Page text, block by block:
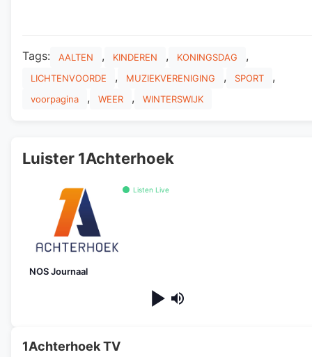
Tags: AALTEN , KINDEREN , KONINGSDAG ,
LICHTENVOORDE , MUZIEKVERENIGING , SPORT ,
voorpagina , WEER , WINTERSWIJK
Luister 1Achterhoek
Listen Live
NOS Journaal
1Achterhoek TV